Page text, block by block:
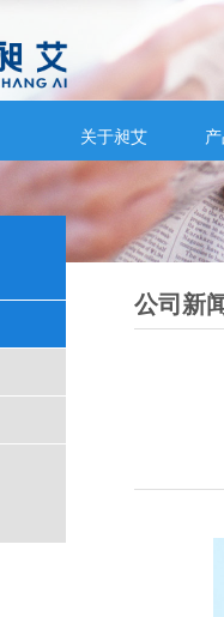
关于昶艾
公司新